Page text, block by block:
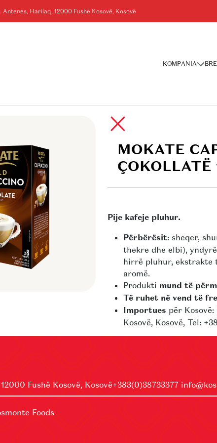
Antenes, Harilaq, 12000 Fushë Kosovë, Kosovë
KOMPANIA
MOKATE
ÇOKOLLATË
Pije kafeje pluhur.
Përbërësit: sheqer,
thekre dhe elbi),
hirrë pluhur, ekstrakte
aromë.
Produkti mund të
Të ruhet në vend të
Importues për
Kosovë, Kosovë, Tel:
Fushë Kosovë, Kosovë+383(0)38733377
Foods